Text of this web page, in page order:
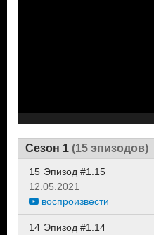
Сезон 1 (15 эпизодов)
15 Эпизод #1.15
12.05.2021
воспроизвести
14 Эпизод #1.14